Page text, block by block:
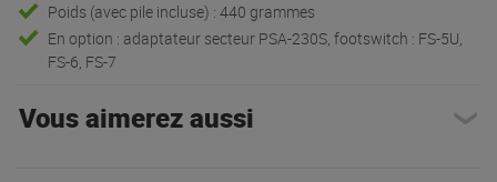
Poids (avec pile incluse) : 440 grammes
En option : adaptateur secteur PSA-230S, footswitch : FS-5U,
FS-6, FS-7
Vous aimerez aussi